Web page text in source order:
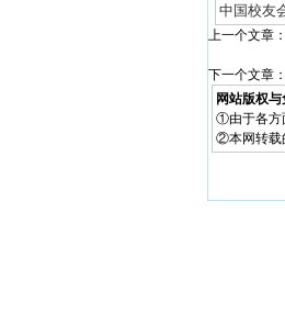
中国校友
上一个文章：
下一个文章：
网站版权与
①由于各方
②本网转载